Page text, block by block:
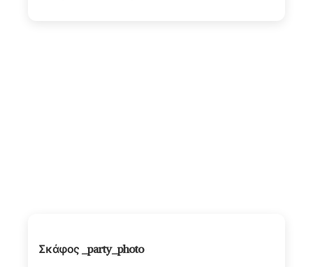
Σκάφος _party_photo